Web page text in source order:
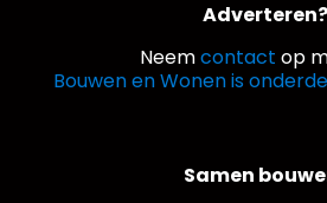
Adverteren?
Neemcontact op
Bouwen en Wonen is
Samen